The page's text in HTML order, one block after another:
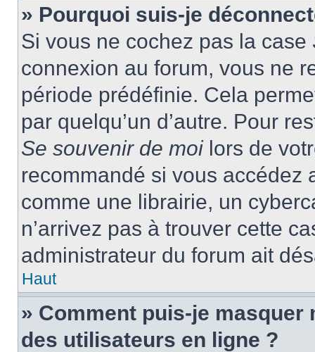
» Pourquoi suis-je
Si vous ne cochez pas la case
connexion au forum, vous ne
période prédéfinie. Cela
par quelqu’un d’autre. Pour
Se souvenir de moilors de
recommandé si vous accédez
comme une librairie, un
n’arrivez pas à trouver cette
administrateur du forum ait
Haut
» Comment puis-je masquer
des utilisateurs en ligne ?